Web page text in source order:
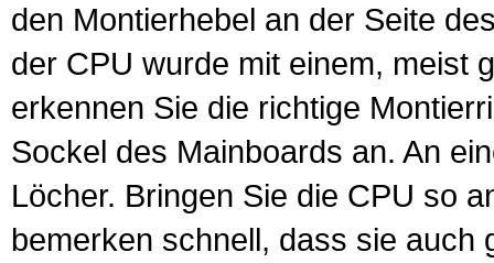
den Montierhebel an der Seite
der CPU wurde mit einem, meist
erkennen Sie die richtige
Sockel des Mainboards an. An
Löcher. Bringen Sie die CPU so
bemerken schnell, dass sie auch